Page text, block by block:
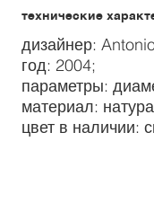
технические
дизайнер:
год: 2004;
параметры:
материал:
цвет в наличии: